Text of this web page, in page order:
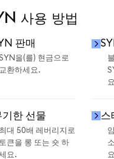
사용 방법
판매
을(를) 현금으로
교환하세요.
기한 선물
최대 50배 레버리지로
토큰을 롱 또는 숏 하
요.
스